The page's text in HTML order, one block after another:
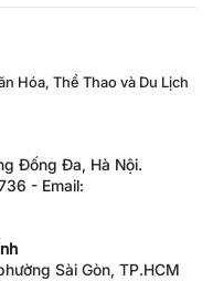
Hóa, Thể Thao và Du Lịch
Đống Đa, Hà Nội.
- Email:
Sài Gòn, TP.HCM